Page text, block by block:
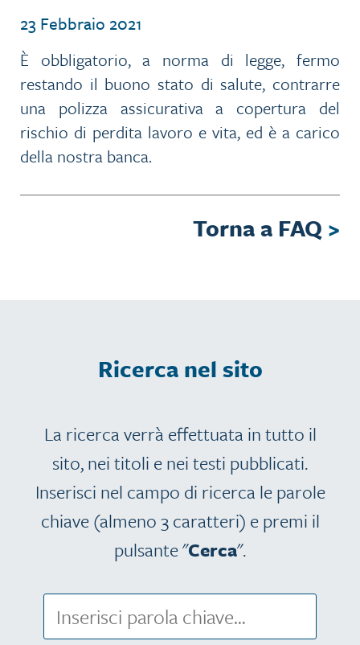
23 Febbraio 2021
È obbligatorio, a norma di legge, fermo
restando il buono stato di salute, contrarre
una polizza assicurativa a copertura del
rischio di perdita lavoro e vita, ed è a carico
della nostra banca.
Torna a FAQ >
Ricerca nel sito
La ricerca verrà effettuata in tutto il
sito, nei titoli e nei testi pubblicati.
Inserisci nel campo di ricerca le parole
chiave (almeno 3 caratteri) e premi il
pulsante "Cerca".